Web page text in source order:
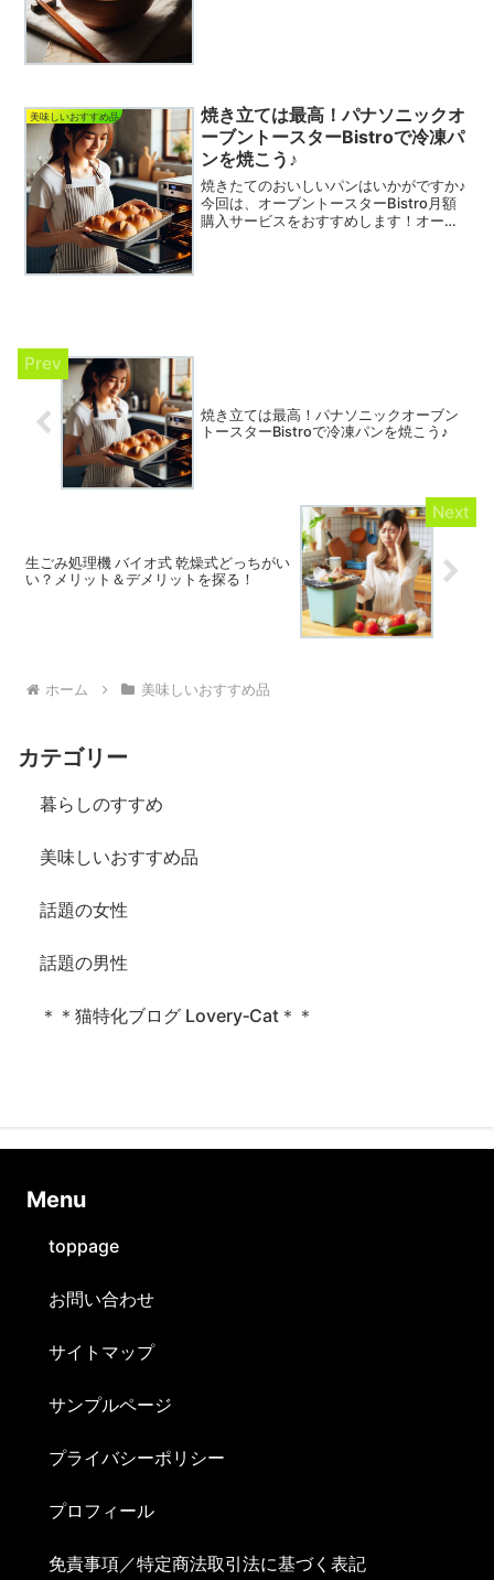
美味しいおすすめ品
焼き立ては最高！パナソニックオ
ーブントースターBistroで冷凍パ
ンを焼こう♪
焼きたてのおいしいパンはいかがですか♪
今回は、オーブントースターBistro月額
購入サービスをおすすめします！オーブ
焼き立ては最高！パナソニックオーブン
トースターBistroで冷凍パンを焼こう♪
生ごみ処理機 バイオ式 乾燥式どっちがい
い？メリット＆デメリットを探る！
ホーム 美味しいおすすめ品
カテゴリー
暮らしのすすめ
美味しいおすすめ品
話題の女性
話題の男性
＊＊猫特化ブログ Lovery‐Cat＊＊
Ⅿenu
toppage
お問い合わせ
サイトマップ
サンプルページ
プライバシーポリシー
プロフィール
免責事項／特定商法取引法に基づく表記